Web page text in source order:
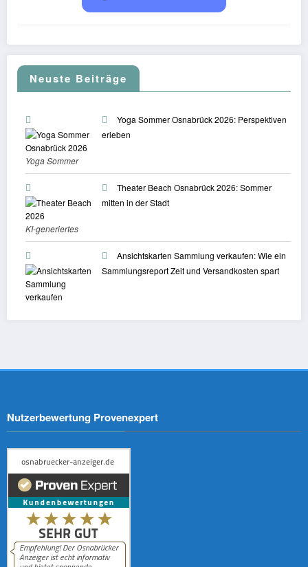
Neuste Beiträge
Yoga Sommer
Osnabrück 2026
© BVN
Yoga Sommer Osnabrück 2026: Perspektiven
erleben
KI-generiertes
Symbolbild.
Abgebildete
Personen sind
fiktiv:
Osnabrücker
Anzeiger
Theater Beach Osnabrück 2026: Sommer
mitten in der Stadt
Symbolbild.
Osnabrücker
Ansichtskarten Sammlung verkaufen: Wie ein
Sammlungsreport Zeit und Versandkosten spart
Nutzerbewertung Provenexpert